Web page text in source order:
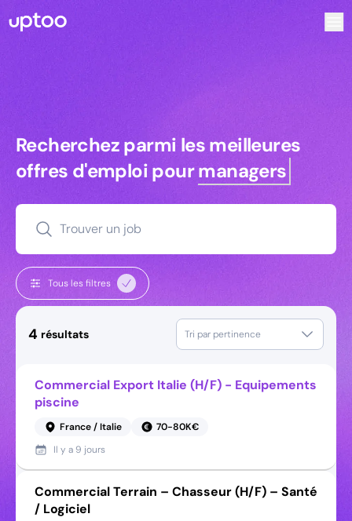
Recherchez parmi les meilleures
Recherchez parmi les meilleures
offres d'emploi pourmanagers
Trouver un job
Tous les filtres
4 résultats Tri par pertinence
Commercial Export Italie (H/F) - Equipements
piscine
France / Italie
70-80K€
Il y a 9 jours
Commercial Terrain – Chasseur (H/F) – Santé
/ Logiciel